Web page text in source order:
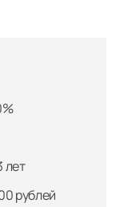
лет
рублей